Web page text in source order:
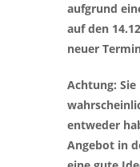
aufgrund
auf den
neuer
Achtung:
entweder
Angebot in